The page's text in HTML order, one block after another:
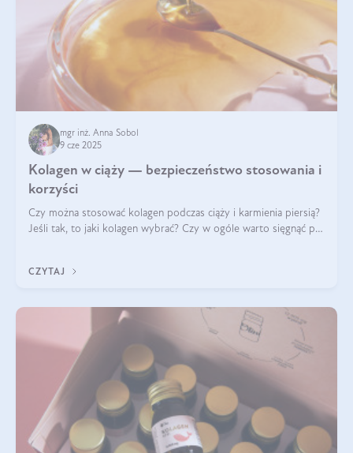
mgr inż. Anna Sobol
9 cze 2025
Kolagen w ciąży — bezpieczeństwo stosowania i
korzyści
Czy można stosować kolagen podczas ciąży i karmienia piersią?
Jeśli tak, to jaki kolagen wybrać? Czy w ogóle warto sięgnąć po
CZYTAJ